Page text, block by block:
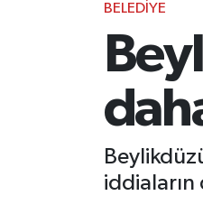
BELEDİYE
iddiaların